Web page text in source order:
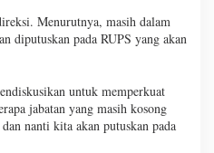
Menurutnya, masih dalam
diputuskan pada RUPS yang akan
untuk memperkuat
jabatan yang masih kosong
nanti kita akan putuskan pada